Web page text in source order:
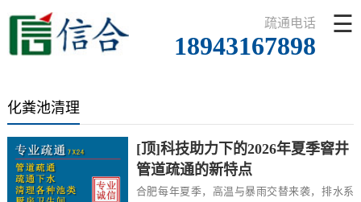
☰
疏通电话
18943167898
化粪池清理
[顶]科技助力下的2026年夏季窨井
管道疏通的新特点
合肥每年夏季，高温与暴雨交替来袭，排水系